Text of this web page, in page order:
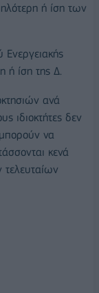
ή ίση των
Ενεργειακής
ή ίση της Δ.
ανά
ιδιοκτήτες δεν
να
κενά
τελευταίων